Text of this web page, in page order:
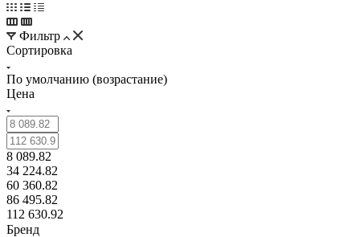
Фильтр
Сортировка
По умолчанию (возрастание)
Цена
8 089.82
34 224.82
60 360.82
86 495.82
112 630.92
Бренд